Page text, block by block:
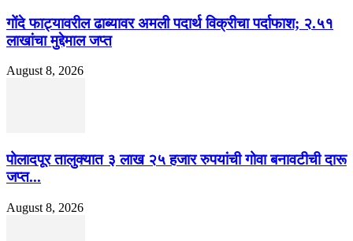
गोंदे फाट्यावरील ढाब्यावर अमली पदार्थ विक्रीचा पर्दाफाश; २.५१
लाखांचा मुद्देमाल जप्त
August 8, 2026
पोलादपूर तालुक्यात ३ लाख २५ हजार रुपयांची गोवा बनावटीची दारू
जप्त...
August 8, 2026